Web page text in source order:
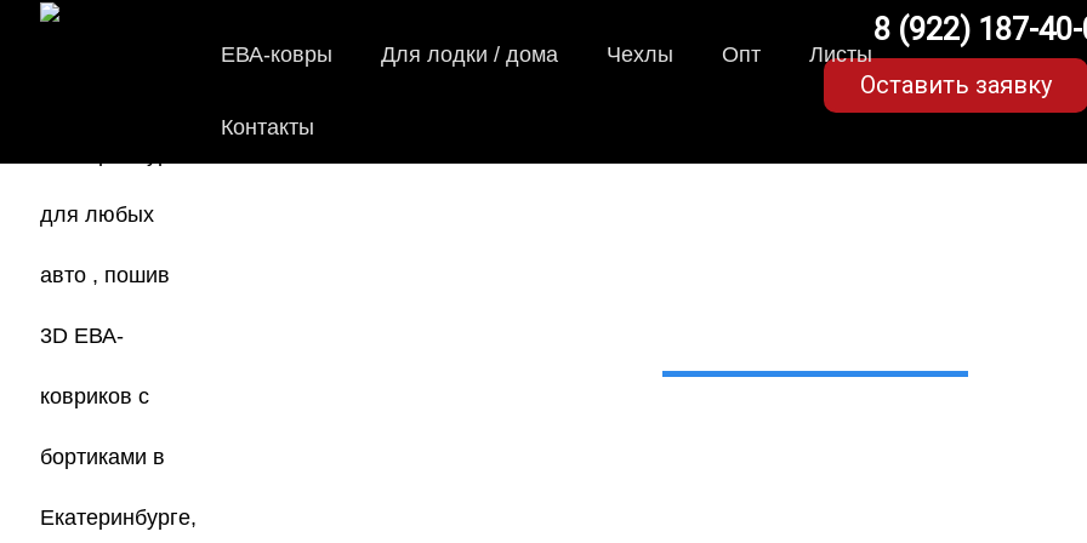
ЕВА-ковры Для лодки / дома Чехлы Опт Листы
Контакты
8 (922) 187-
Оставить заявку